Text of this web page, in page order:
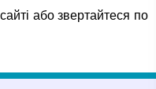
або звертайтеся по